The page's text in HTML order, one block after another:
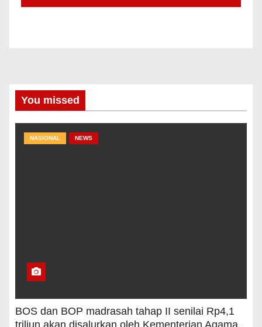
You missed
NASIONAL NEWS
BOS dan BOP madrasah tahap II senilai Rp4,1